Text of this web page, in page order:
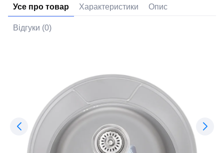
Усе про товар Характеристики Опис
Відгуки (0)